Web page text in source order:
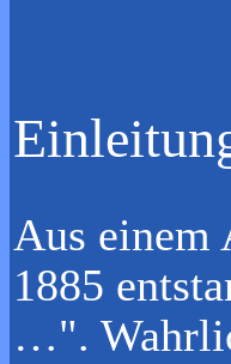
Aus einem
1885
…".